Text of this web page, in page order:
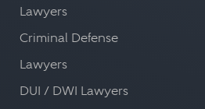
Lawyers
Criminal Defense
Lawyers
DUI / DWI Lawyers